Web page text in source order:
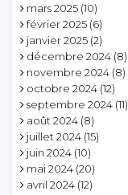
mars 2025 (10)
février 2025 (6)
janvier 2025 (2)
décembre 2024 (8)
novembre 2024 (8)
octobre 2024 (12)
septembre 2024 (11)
août 2024 (8)
juillet 2024 (15)
juin 2024 (10)
mai 2024 (20)
avril 2024 (12)